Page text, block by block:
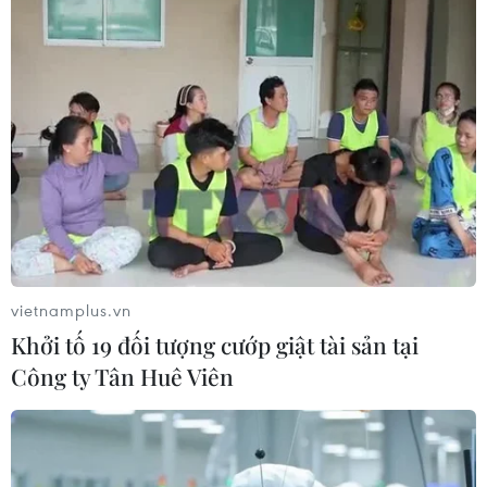
19/06/2026 04:22
Các nhà thiết kế "nhá hàng" trước giờ
G tuần lễ thời trang quốc tế
18/06/2026 05:10
Adidas gặp sự cố hy hữu vì sức hút
của dàn sao tuyển Đức
Hé lộ trải nghiệm thị giác khác biệt
của Tuần lễ Thời trang quốc tế Việt
16/06/2026 07:15
vietnamplus.vn
Khởi tố 19 đối tượng cướp giật tài sản tại
Công ty Tân Huê Viên